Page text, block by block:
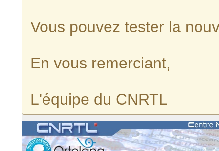
Vous pouvez tester la
En vous remerciant,
L'équipe du CNRTL